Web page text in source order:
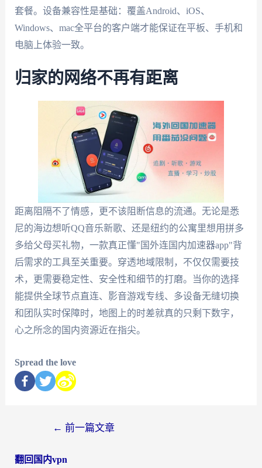
套餐。设备兼容性是基础：覆盖Android、iOS、
Windows、mac全平台的客户端才能保证在平板、手机和
电脑上体验一致。
归家的网络不再有距离
距离阻隔不了情感，更不该阻断信息的流通。无论是悉
尼的海边想听QQ音乐新歌、还是纽约的公寓里想用拼多
多给父母买礼物，一款真正懂"国外连国内加速器app"背
后需求的工具至关重要。穿透地域限制，不仅仅需要技
术，更需要稳定性、安全性和细节的打磨。当你的选择
能提供全球节点直连、影音游戏专线、多设备无缝切换
和团队实时保障时，地图上的时差就真的只剩下数字，
心之所念的国内资源近在指尖。
Spread the love
← 前一篇文章
翻回国内vpn